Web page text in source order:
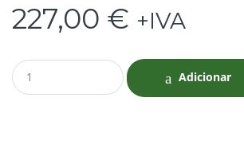
227,00 € +IVA
Q
u
Adicionar